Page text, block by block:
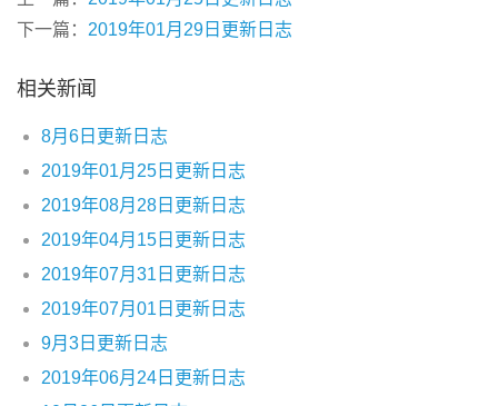
下一篇： 2019年01月29日更新日志
相关新闻
8月6日更新日志
2019年01月25日更新日志
2019年08月28日更新日志
2019年04月15日更新日志
2019年07月31日更新日志
2019年07月01日更新日志
9月3日更新日志
2019年06月24日更新日志